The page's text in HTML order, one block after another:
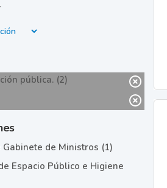
pública. (2)
Gabinete de Ministros (1)
Espacio Público e Higiene